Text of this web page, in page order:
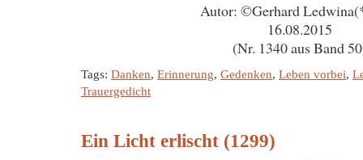
Autor: ©Gerhard
16.08.2015
(Nr. 1340 aus Band
Tags: Danken, Erinnerung, Gedenken, Leben vorbei,
Trauergedicht
Ein Licht erlischt (1299)